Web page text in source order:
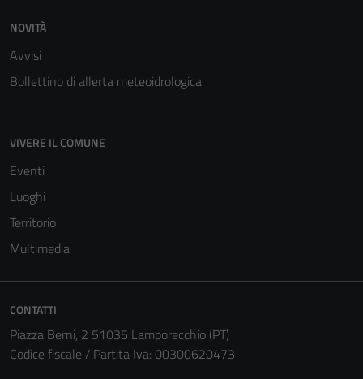
NOVITÀ
Avvisi
Bollettino di allerta meteoidrologica
VIVERE IL COMUNE
Eventi
Luoghi
Territorio
Multimedia
CONTATTI
Piazza Berni, 2 51035 Lamporecchio (PT)
Codice fiscale / Partita Iva: 00300620473
Tecnici